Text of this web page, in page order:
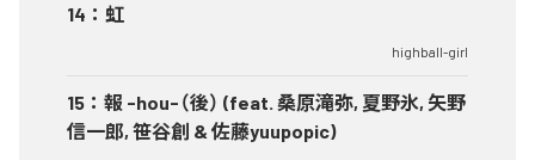
14 ： 虹
highball-girl
15 ： 報 -hou-（後） (feat. 桑原滝弥, 夏野氷, 矢野
信一郎, 笹谷創 & 佐藤yuupopic)